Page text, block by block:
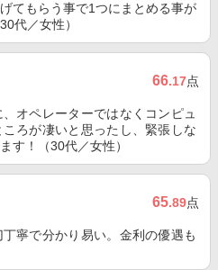
てもらう事で1つにまとめる事が
代／女性）
66.17点
オペレーターではなくコンピュ
ろが凄いと思ったし、緊張しな
す！（30代／女性）
65.89点
寧で分かり易い。金利の優遇も